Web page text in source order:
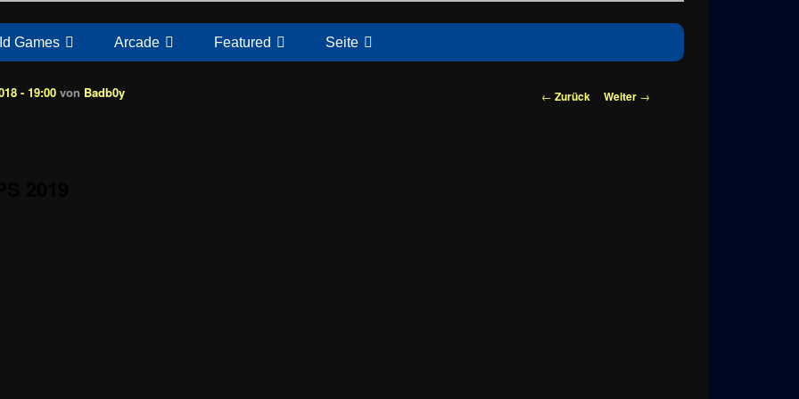
Id Games Arcade Featured Seite
Beitragsnavigation
← Zurück Weiter →
- 19:00 von Badb0y